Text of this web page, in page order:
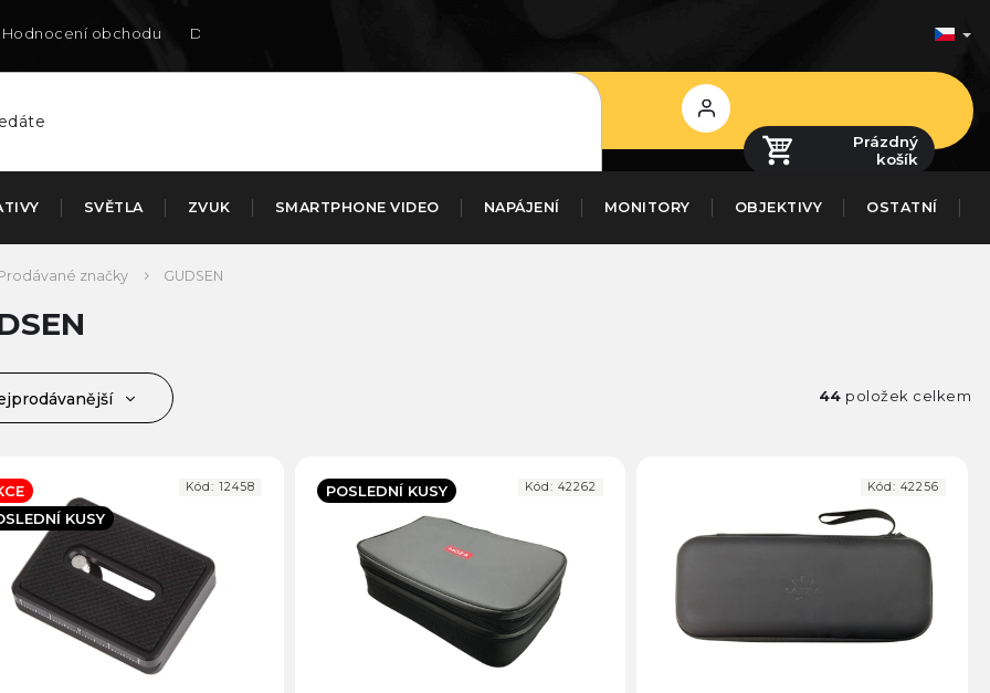
Hodnocení obchodu Doručení na SK
Přihlášení
Prázdný
košík
SVĚTLA ZVUK SMARTPHONE VIDEO NAPÁJENÍ MONITORY OBJEKTIVY OSTATNÍ
značky GUDSEN
44 položek celkem
KUSY
Kód: 12458 POSLEDNÍ KUSY Kód:42262 Kód: 42256